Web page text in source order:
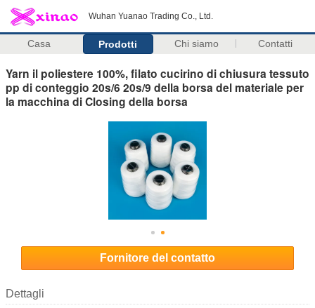
Wuhan Yuanao Trading Co., Ltd.
Casa Prodotti Chi siamo Contatti
Yarn il poliestere 100%, filato cucirino di chiusura tessuto
pp di conteggio 20s/6 20s/9 della borsa del materiale per
la macchina di Closing della borsa
Fornitore del contatto
Dettagli